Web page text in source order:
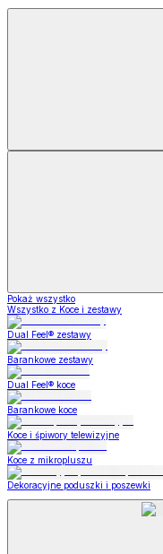
Pokaż wszystko
Wszystko z Koce i zestawy
Dual Feel® zestawy
Barankowe zestawy
Dual Feel® koce
Barankowe koce
Koce i śpiwory telewizyjne
Koce z mikropluszu
Dekoracyjne poduszki i poszewki